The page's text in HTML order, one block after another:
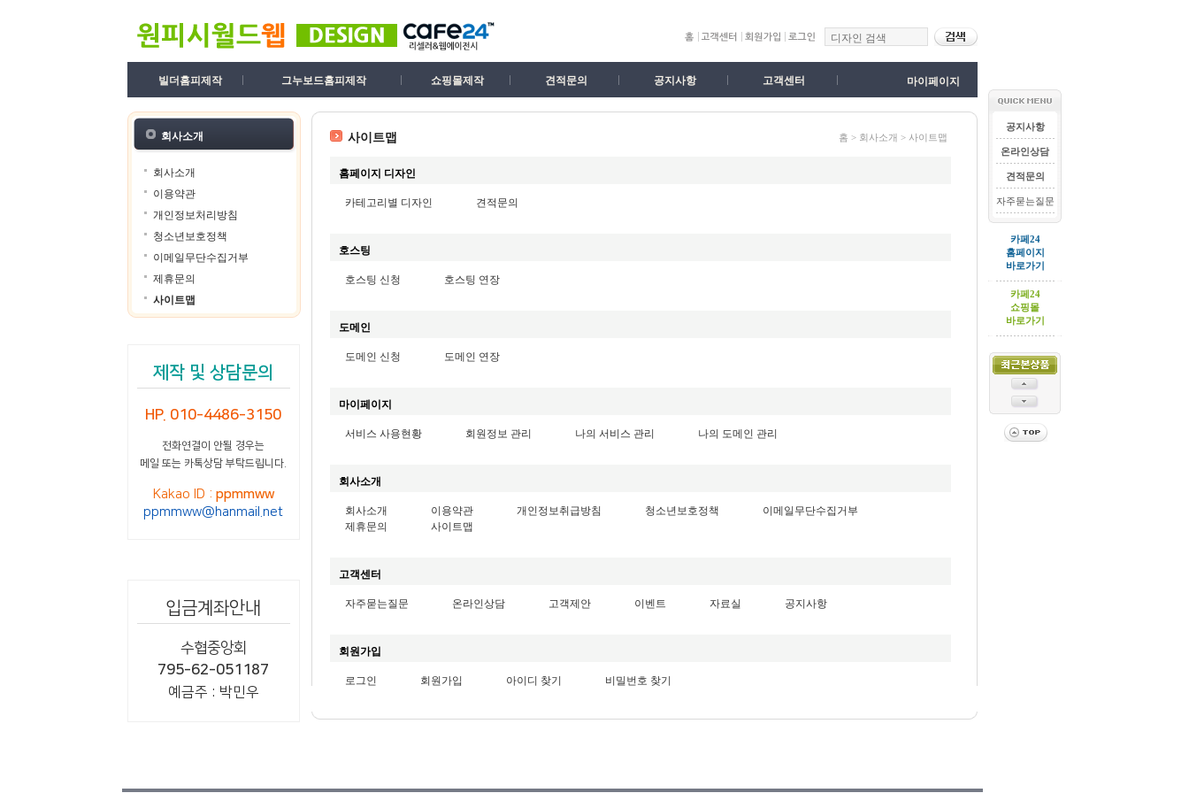
빌더홈피제작 그누보드홈피제작 쇼핑몰제작 견적문의 공지사항 고객센터 마이페이지
회사소개
회사소개
이용약관
개인정보처리방침
청소년보호정책
이메일무단수집거부
제휴문의
사이트맵
제작 및 상담문의
HP. 010-4486-3150
전화연결이 안될 경우는
메일 또는 카톡상담 부탁드립니다.
Kakao ID : ppmmww
ppmmww@hanmail.net
입금계좌안내
수협중앙회
795-62-051187
예금주 : 박민우
사이트맵 홈 > 회사소개 > 사이트맵
홈페이지 디자인
카테고리별 디자인 견적문의
호스팅
호스팅 신청 호스팅 연장
도메인
도메인 신청 도메인 연장
마이페이지
서비스 사용현황 회원정보 관리 나의 서비스 관리 나의 도메인 관리
회사소개
회사소개 이용약관 개인정보취급방침 청소년보호정책
이메일무단수집거부
제휴문의
사이트맵
고객센터
자주묻는질문 온라인상담 고객제안 이벤트 자료실 공지사항
회원가입
로그인 회원가입 아이디 찾기 비밀번호 찾기
공지사항
온라인상담
견적문의
자주묻는질문
카페24
홈페이지
바로가기
카페24
쇼핑몰
바로가기